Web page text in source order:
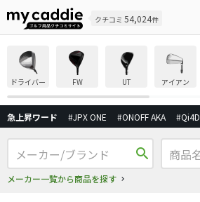
クチコミ 54,024件
ドライバー FW UT アイアン
急上昇ワード #JPX ONE #ONOFF AKA #Qi4D
search
メーカー一覧から商品を探す